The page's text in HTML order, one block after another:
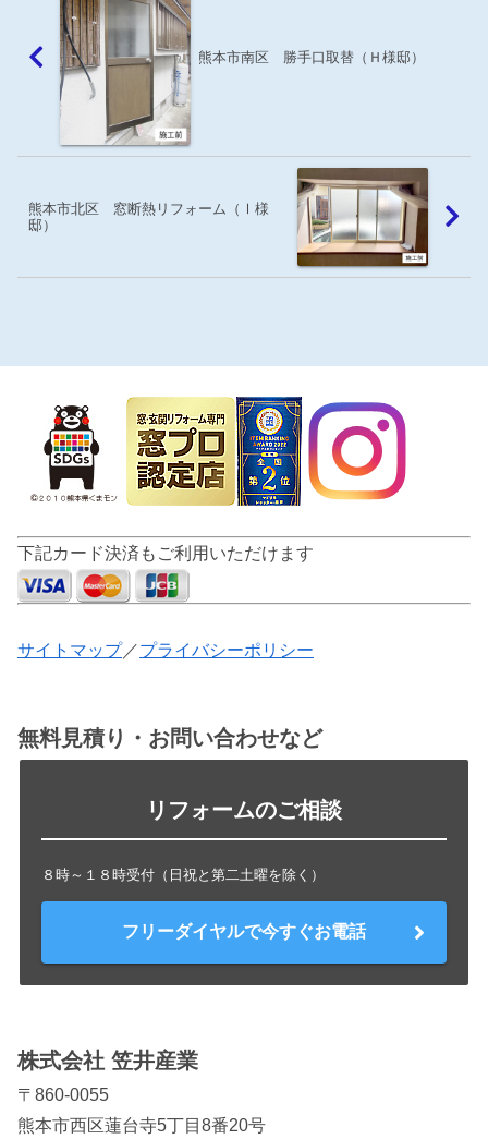
熊本市南区 勝手口取替（Ｈ様邸）
熊本市北区 窓断熱リフォーム（Ⅰ様
邸）
下記カード決済もご利用いただけます
サイトマップ／プライバシーポリシー
無料見積り・お問い合わせなど
リフォームのご相談
８時～１８時受付（日祝と第二土曜を除く）
フリーダイヤルで今すぐお電話
株式会社 笠井産業
〒860-0055
熊本市西区蓮台寺5丁目8番20号